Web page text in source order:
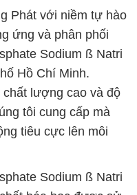
Phát với niềm tự hào
ứng và phân phối
Sodium ß Natri
Hồ Chí Minh.
chất lượng cao và độ
tôi cung cấp mà
tiêu cực lên môi
Sodium ß Natri